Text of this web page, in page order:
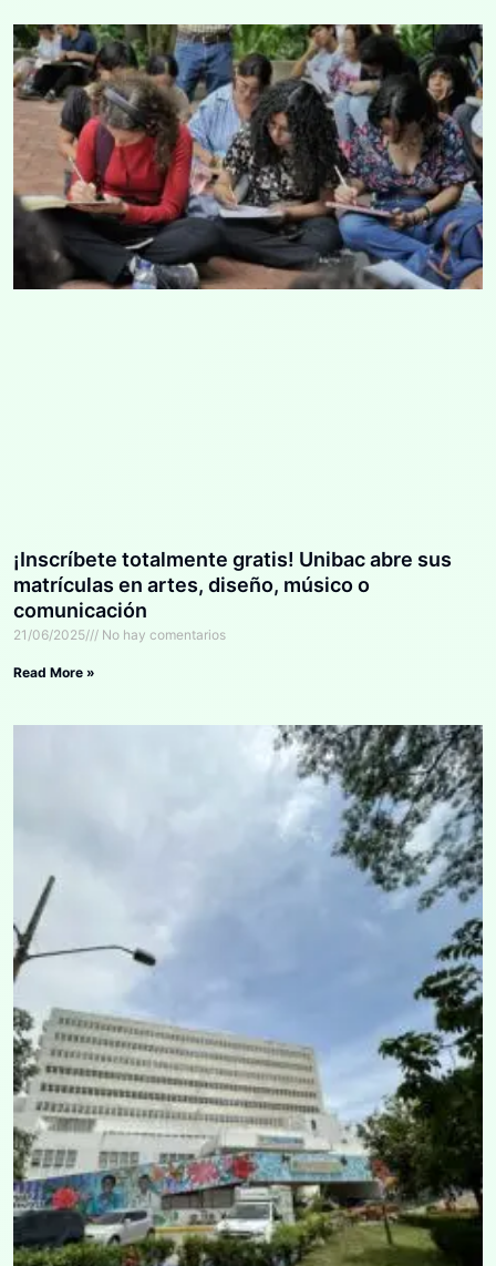
¡Inscríbete totalmente gratis! Unibac abre sus
matrículas en artes, diseño, músico o
comunicación
21/06/2025 No hay comentarios
Read More »